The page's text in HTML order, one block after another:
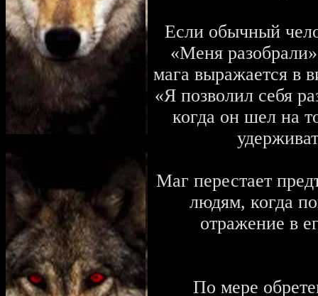
Если обычный
«Меня
мага выражается в
«Я позволил себя
когда он шел на
Маг перестает
людям, когда
отражение в
По мере